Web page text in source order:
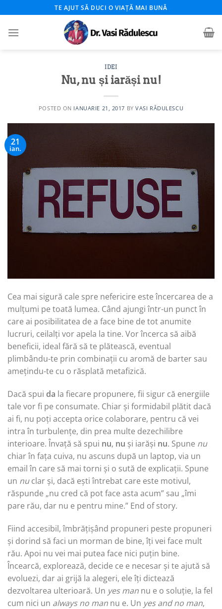
to
content
TE AJUT SĂ DUCI O VIAȚĂ MAI BUNĂ
IDEI
Nu, nu și iarăși nu!
POSTED ON IANUARIE 21, 2017 BYVASI RĂDULESCU
21
ian.
Cea mai sigură cale spre nefericire este încercarea de a
mulțumi pe toată lumea. Când ajungi într-un punct în
care ai posibilitatea de a face bine de tot anumite
lucruri, ceilalți vor apela la tine. Vor încerca să aibă
beneficii, ideal fără să te plătească, eventual
plimbându-te prin combinații cu aromă de barter sau
amețindu-te cu o răsplată metafizică.
Dacă spui da la fiecare propunere, fii sigur că energiile
tale vor fi pe consumate. Chiar și formidabil plătit dacă
ai fi, nu poți accepta orice colaborare, pentru că vei
intra în turbulențe, din prea multe dezechilibre
interioare. Învață să spui nu, nu și iarăși nu. Spune nu
chiar în fața cuiva, nu ascuns după un laptop, via un
email în care să mai torni și o sută de explicații. Spune
un nuclar și, dacă ești întrebat care este motivul,
răspunde „nu cred că pot face asta acum” sau „îmi
pare rău, dar nu e pentru mine.” End of story.
Fiind accesibil, îmbrățișând propuneri peste propuneri
și dorind să faci un morman de bine, îți vei face mult
rău. Apoi nu vei mai putea face nici puțin bine.
Încearcă, explorează, decide ce e necesar și te ajută să
evoluezi, dar ai grijă la alegeri, ele îți dictează
dezvoltarea ulterioară. Un yes man nu e o soluție, la fel
cum nici un always no man nu e. Un yes and no man,